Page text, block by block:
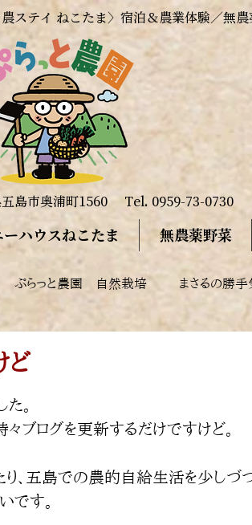
ステイ ねこたま〉​宿泊＆農業体験／無農
島市奥浦町1560 Tel. 0959-73-0730
ーハウスねこたま 無農薬野菜
ぷらっと農園 自然栽培 まさるの勝手
ど
。
ブログを更新するだけですけど。
、五島での農的自給生活を少しづ
です。